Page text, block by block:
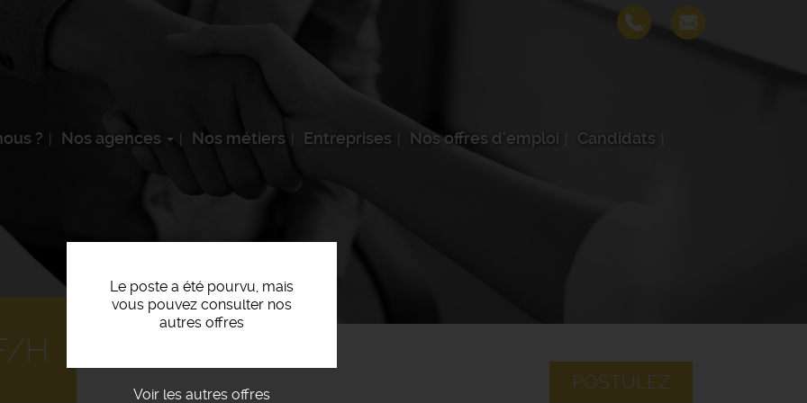
? Nos agences Nos métiers Entreprises Nos offres d'emploi Candidats
Le poste a été pourvu, mais
vous pouvez consulter nos
autres offres
Voir les autres offres
POSTULEZ
H